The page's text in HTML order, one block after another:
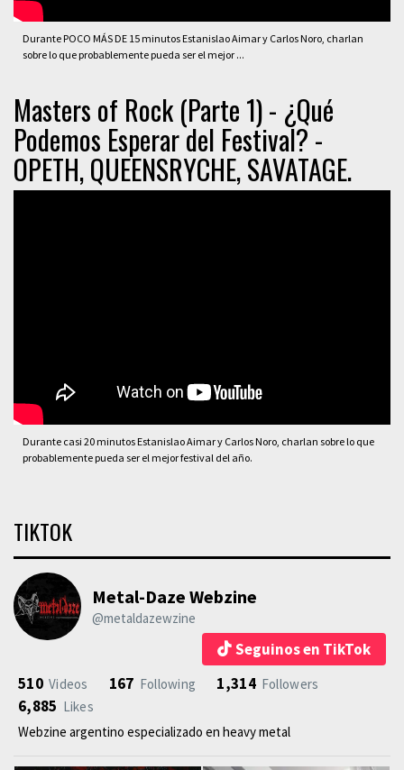
Durante POCO MÁS DE 15 minutos Estanislao Aimar y Carlos Noro, charlan
sobre lo que probablemente pueda ser el mejor ...
Masters of Rock (Parte 1) - ¿Qué
Podemos Esperar del Festival? -
OPETH, QUEENSRYCHE, SAVATAGE.
Durante casi 20 minutos Estanislao Aimar y Carlos Noro, charlan sobre lo que
probablemente pueda ser el mejor festival del año.
TIKTOK
Metal-Daze Webzine
@metaldazewzine
Seguinos en TikTok
510 Videos 167 Following 1,314 Followers
6,885 Likes
Webzine argentino especializado en heavy metal